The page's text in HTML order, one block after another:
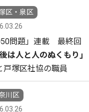
区・泉区
問題」連載 最終回
は人と人のぬくもり｣
戸塚区社協の職員
川区